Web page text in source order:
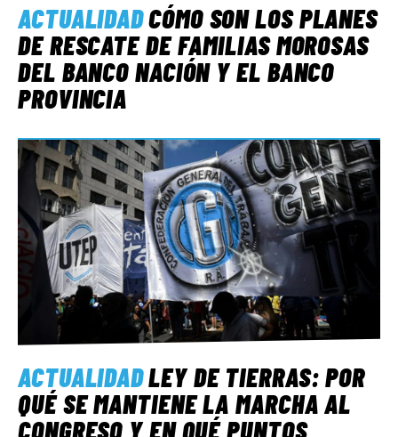
ACTUALIDADCÓMO SON LOS PLANES
DE RESCATE DE FAMILIAS MOROSAS
DEL BANCO NACIÓN Y EL BANCO
PROVINCIA
ACTUALIDADLEY DE TIERRAS: POR
QUÉ SE MANTIENE LA MARCHA AL
CONGRESO Y EN QUÉ PUNTOS